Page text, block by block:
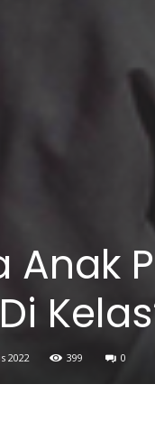
Anak
2022 399 0